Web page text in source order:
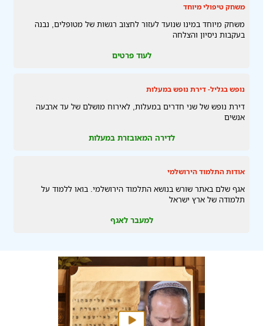
משחק טיפולי מיוחד
משחק מיוחד במינו שנועד לעזור לחצוב רגשות של מטופלים, נבנה
בעקבות ניסיון והצלחה
לעוד פרטים
נופש בגליל- דירת נופש במעלות
דירת נופש של שני חדרים במעלות, לאירוח מושלם של עד ארבעה
אנשים
לדירה המאובזרת במעלות
אודות התלמוד הירושלמי
אגף שלם באתר שורש בנושא התלמוד הירושלמי. בואו ללמוד על
תלמודה של ארץ ישראל
למעבר לאגף